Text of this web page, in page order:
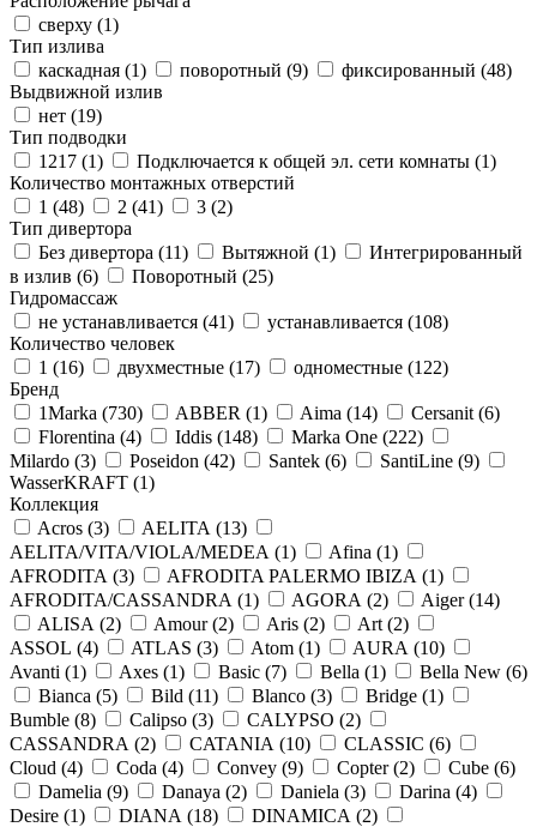
сверху (1)
Тип излива
каскадная (1) поворотный (9) фиксированный (48)
Выдвижной излив
нет (19)
Тип подводки
1217 (1) Подключается к общей эл. сети комнаты (1)
Количество монтажных отверстий
1 (48) 2 (41) 3 (2)
Тип дивертора
Без дивертора (11) Вытяжной (1)
Интегрированный
в излив (6) Поворотный (25)
Гидромассаж
не устанавливается (41) устанавливается (108)
Количество человек
1 (16) двухместные (17) одноместные (122)
Бренд
1Marka (730) ABBER (1) Aima (14) Cersanit (6)
Florentina (4) Iddis (148) Marka One (222)
Milardo (3) Poseidon (42) Santek (6) SantiLine (9)
WasserKRAFT (1)
Коллекция
Acros (3) AELITA (13)
AELITA/VITA/VIOLA/MEDEA (1) Afina (1)
AFRODITA (3) AFRODITA PALERMO IBIZA (1)
AFRODITA/CASSANDRA (1) AGORA (2) Aiger (14)
ALISA (2) Amour (2) Aris (2) Art (2)
ASSOL (4) ATLAS (3) Atom (1) AURA (10)
Avanti (1) Axes (1) Basic (7) Bella (1) Bella New (6)
Bianca (5) Bild (11) Blanco (3) Bridge (1)
Bumble (8) Calipso (3) CALYPSO (2)
CASSANDRA (2) CATANIA (10) CLASSIC (6)
Cloud (4) Coda (4) Convey (9) Copter (2) Cube (6)
Damelia (9) Danaya (2) Daniela (3) Darina (4)
Desire (1) DIANA (18) DINAMICA (2)